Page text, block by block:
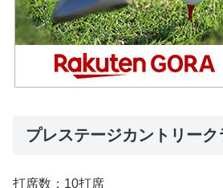
プレステージカントリー
打席数：10打席